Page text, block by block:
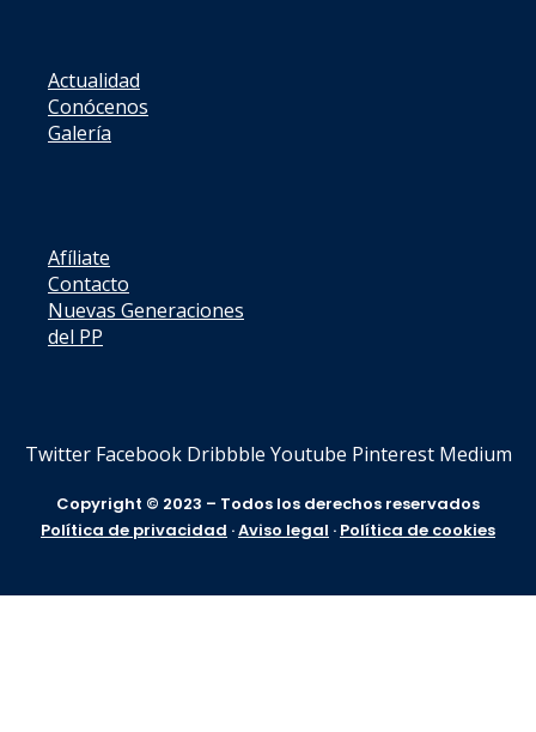
Actualidad
Conócenos
Galería
Afíliate
Contacto
Nuevas Generaciones
del PP
Twitter Facebook Dribbble Youtube Pinterest Medium
Copyright © 2023 – Todos los derechos reservados
Política de privacidad ·Aviso legal · Política de cookies